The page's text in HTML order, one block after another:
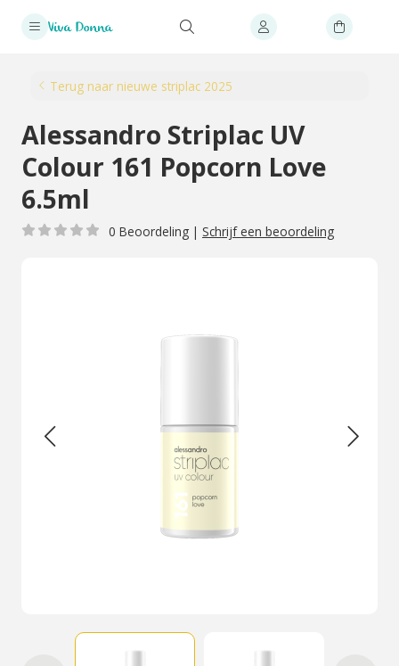
Terug naar nieuwe striplac 2025
Alessandro Striplac UV
Colour 161 Popcorn Love
6.5ml
0 Beoordeling | Schrijf een beoordeling